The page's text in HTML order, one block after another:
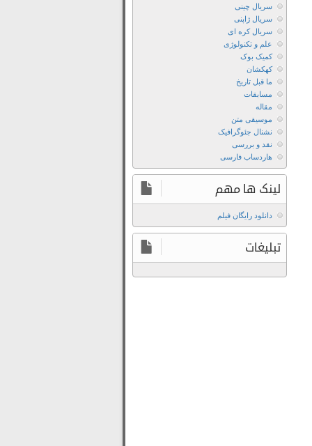
دوبله
فارسی
دانلود
فیلم
Husbands
Action
2026
زیرنویس
فارسی
دانلود
فیلم
Husbands
in
Action
2026
سریال چینی
سریال ژاپنی
سریال کره ای
علم و تکنولوژی
کمیک بوک
کهکشان
ما قبل تاریخ
مسابقات
مقاله
موسیقی متن
نشنال جئوگرافیک
نقد و بررسی
هاردساب فارسی
لینک ها مهم
دانلود رایگان فیلم
تبلیغات